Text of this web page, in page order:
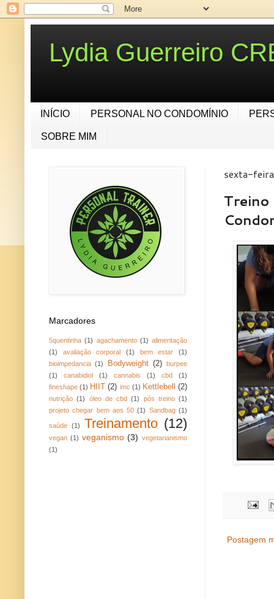
Lydia Guerreiro
INÍCIO PERSONAL NO CONDOMÍNIO
SOBRE MIM
sexta-
Treino
Postagem
Marcadores
5quentinha (1) agachamento (1) alimentação
(1)
avaliação corporal (1) bem estar
(1)
bioimpedancia (1) Bodyweight (2)
burpee
(1)
canabidiol (1) cannabis (1) cbd
(1)
fineshape (1) HIIT (2) imc (1) Kettlebell (2)
nutrição (1) óleo de cbd (1) pós treino (1)
projeto chegar bem aos 50 (1) Sandbag (1)
saúde (1) Treinamento (12)
vegan (1) veganismo (3) vegetarianismo
(1)